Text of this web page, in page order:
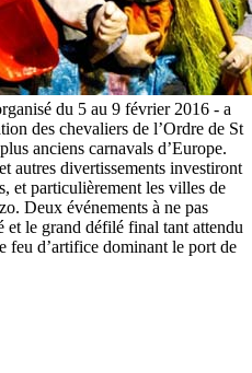
du 5 au 9 février 2016 - a
des chevaliers de l’Ordre de St
anciens carnavals d’Europe.
autres divertissements investiront
et particulièrement les villes de
Deux événements à ne pas
le grand défilé final tant attendu
feu d’artifice dominant le port de